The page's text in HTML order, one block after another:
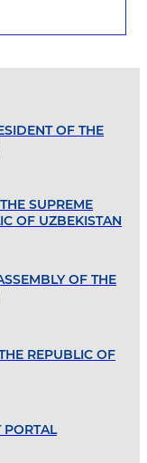
OF THE
SUPREME
OF UZBEKISTAN
OF THE
REPUBLIC OF
PORTAL